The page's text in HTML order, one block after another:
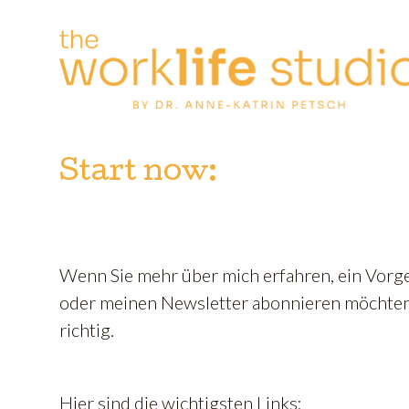
springen
Start now:
Wenn Sie mehr über mich erfahren, ein
oder meinen Newsletter abonnieren
richtig.
Hier sind die wichtigsten Links: